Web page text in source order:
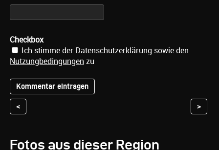
Checkbox
Ich stimme der Datenschutzerklärung sowie den
Nutzungbedingungen zu
< >
Fotos aus dieser Region